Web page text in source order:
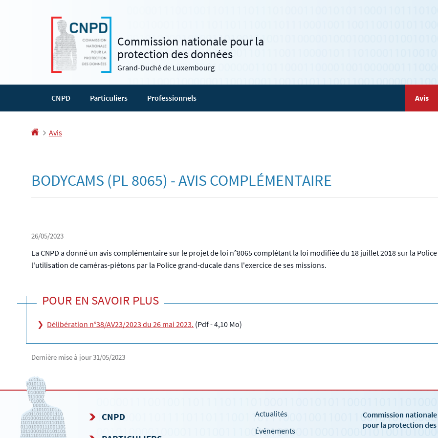
Commission nationale pour la
protection des données
Grand-Duché de Luxembourg
CNPD Particuliers Professionnels Avis
Accueil
Avis
BODYCAMS (PL 8065) - AVIS COMPLÉMENTAIRE
26/05/2023
La CNPD a donné un avis complémentaire sur le projet de loi n°8065 complétant la loi modifiée du 18 juillet 2018 sur la
l'utilisation de caméras-piétons par la Police grand-ducale dans l'exercice de ses missions.
POUR EN SAVOIR PLUS
Délibération n°38/AV23/2023 du 26 mai 2023. (Pdf - 4,10 Mo)
Dernière mise à jour31/05/2023
CNPD
Actualités
Événements
Commission nationale
pour la protection des